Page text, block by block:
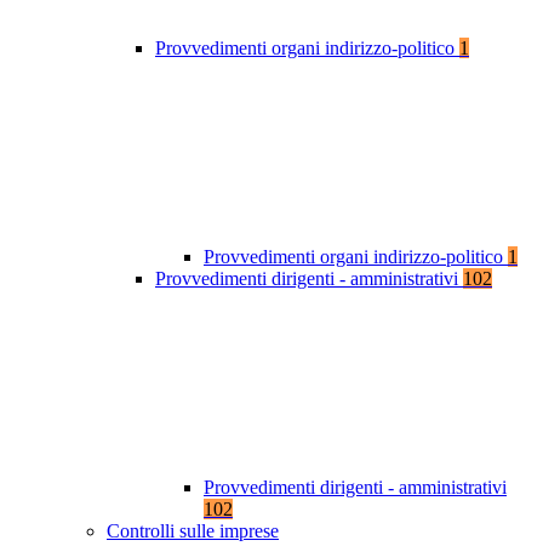
Provvedimenti organi indirizzo-politico 1
Provvedimenti organi indirizzo-politico 1
Provvedimenti dirigenti - amministrativi 102
Provvedimenti dirigenti - amministrativi
102
Controlli sulle imprese